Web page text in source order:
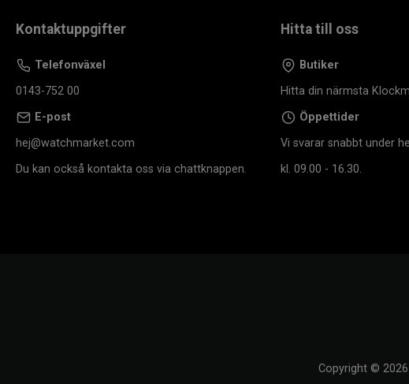
Kontaktuppgifter
Telefonväxel
0143-752 00
E-post
hej@watchmarket.com
Du kan också kontakta oss via chattknappen.
Hitta till oss
Butiker
Hitta din närmsta
Öppettider
Vi svarar snabbt under
kl. 09.00 - 16.30.
Copyright ©